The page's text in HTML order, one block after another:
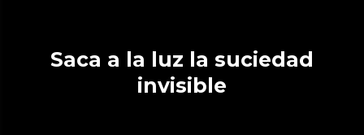
Saca a la luz la suciedad
invisible